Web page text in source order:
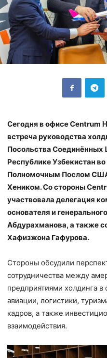
Сегодня в офисе Centrum
встреча руководства
Посольства Соединённых
Республике Узбекистан
Полномочным Послом
Хеником. Со стороны
участвовала делегация
основателя и
Абдурахманова, а также
Хафизжона Гафурова.
Стороны обсудили
сотрудничества между
предприятиями холдинга в
авиации, логистики,
кадров, а также
взаимодействия.